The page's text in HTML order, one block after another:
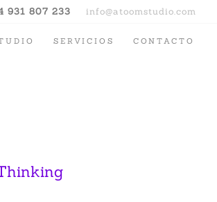
931 807 233 info@atoomstudio.com
SERVICIOS CONTACTO